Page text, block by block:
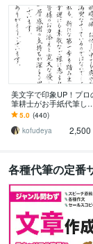
美文字で印象UP！プロ
筆耕士がお手紙代筆しま
す ★ペン字、毛筆OK！
筒の宛名書きもサービス
します！
5.0 (440)
kofudeya
2,500
各種代筆の定番